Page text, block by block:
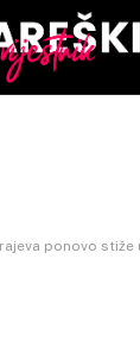
stiže u Vareš, a ove